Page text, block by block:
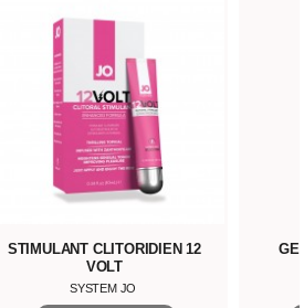
STIMULANT CLITORIDIEN 12
VOLT
SYSTEM JO